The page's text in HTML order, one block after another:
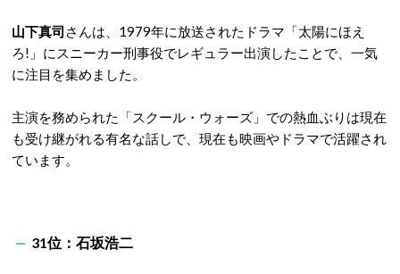
山下真司 さんは、1979年に放送されたドラマ「太陽にほえ
ろ!」にスニーカー刑事役でレギュラー出演したことで、一気
に注目を集めました。
主演を務められた「スクール・ウォーズ」での熱血ぶりは現在
も受け継がれる有名な話しで、現在も映画やドラマで活躍され
ています。
31位：石坂浩二